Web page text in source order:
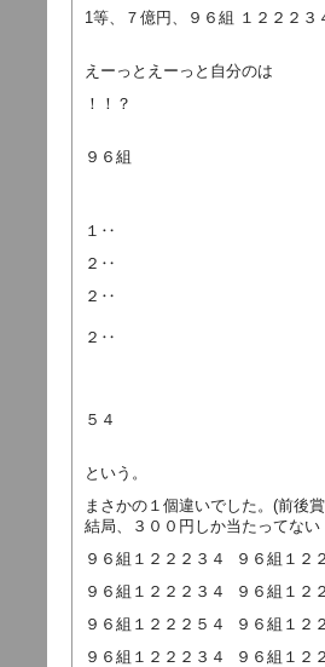
1等、７億円、９６組 １２２２３
えーっとえーっと自分のは
！！？
９６組
１‥
２‥
２‥
２‥
５４
という。
まさかの１個違いでした。(前後
結局、３００円しか当たってない
９６組１２２２３４ ９６組１２
９６組１２２２３４ ９６組１２
９６組１２２２５４ ９６組１２
９６組１２２２３４ ９６組１２